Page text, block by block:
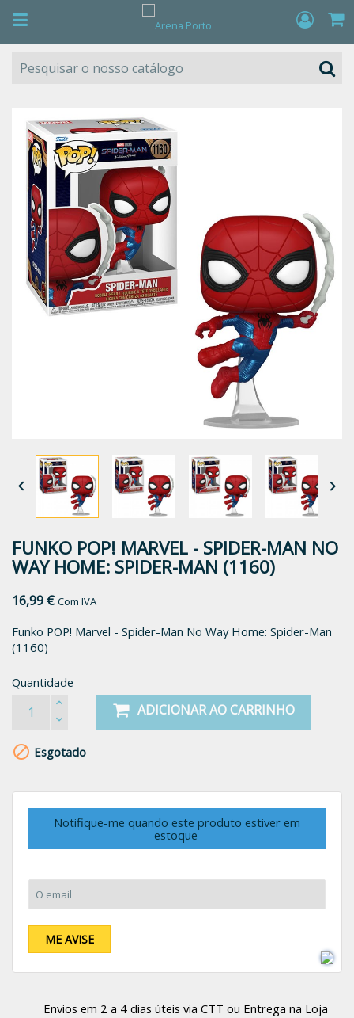
 
FUNKO POP! MARVEL - SPIDER-MAN NO
WAY HOME: SPIDER-MAN (1160)
16,99 € Com IVA
Funko POP! Marvel - Spider-Man No Way Home: Spider-Man
(1160)
Quantidade
ADICIONAR AO CARRINHO
 Esgotado
Notifique-me quando este produto estiver em
estoque
ME AVISE
Envios em 2 a 4 dias úteis via CTT ou Entrega na Loja